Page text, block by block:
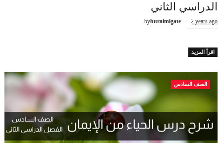
الدراسي الثاني
byburaimigate 2 years ago
اقرأ المزيد
الصف السادس